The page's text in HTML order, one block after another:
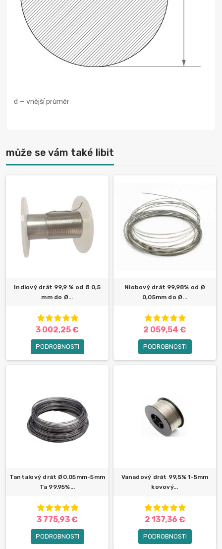
d — vnější průměr
může se vám také libit
Indiový drát 99,9 % od Ø 0,5
mm do Ø...
3 002,25 €
PODROBNOSTI
Niobový drát 99,98% od Ø
0,05mm do Ø...
2 059,54 €
PODROBNOSTI
Tantalový drát Ø0.05mm-5mm
Ta 99.95%...
3 775,93 €
PODROBNOSTI
Vanadový drát 99,5% 1-5mm
kovový...
2 137,36 €
PODROBNOSTI